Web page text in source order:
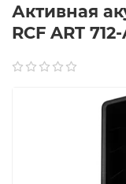
Активная
RCF ART